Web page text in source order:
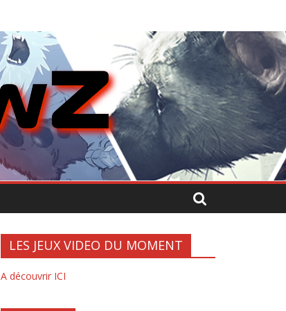
LES JEUX VIDEO DU MOMENT
A découvrir ICI